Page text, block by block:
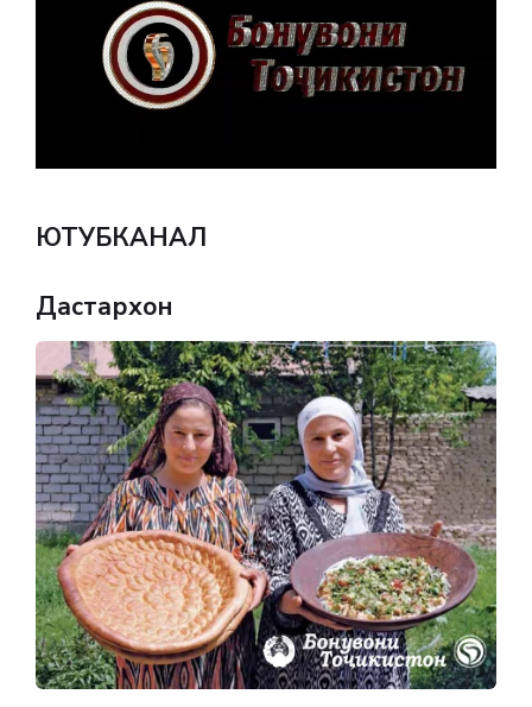
ЮТУБКАНАЛ
Дастархон